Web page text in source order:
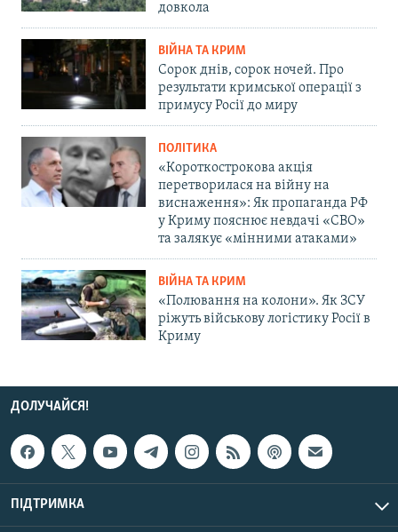
довкола
ВІЙНА ТА КРИМ
Сорок днів, сорок ночей. Про
результати кримської операції з
примусу Росії до миру
ПОЛІТИКА
«Короткострокова акція
перетворилася на війну на
виснаження»: Як пропаганда РФ
у Криму пояснює невдачі «СВО»
та залякує «мінними атаками»
ВІЙНА ТА КРИМ
«Полювання на колони». Як ЗСУ
ріжуть військову логістику Росії в
Криму
ДОЛУЧАЙСЯ!
ПІДТРИМКА